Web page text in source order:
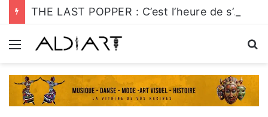
THE LAST POPPER : C’est l’heure de s’y mettre!
Menu